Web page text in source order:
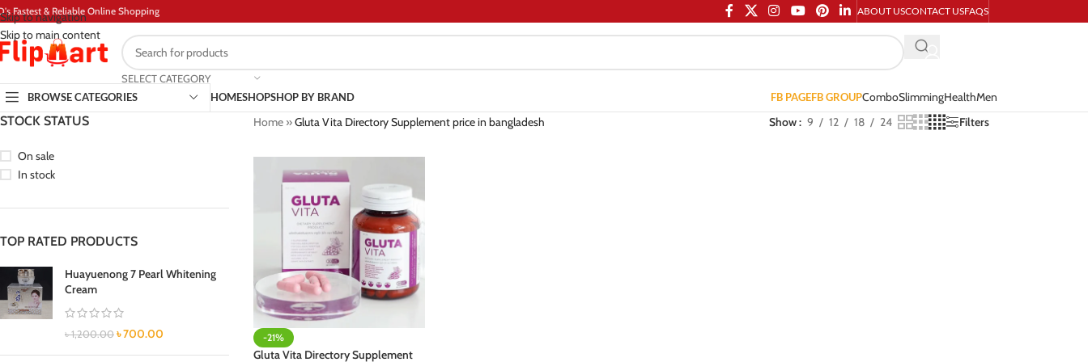
Skip to navigation
Skip to main content
Fastest & Reliable Online Shopping ABOUT USCONTACT USFAQS
SELECT CATEGORY
BROWSE CATEGORIES
HOMESHOPSHOP BY BRAND FB PAGEFB GROUPComboSlimmingHealthMen
STOCK STATUS
On sale
In stock
TOP RATED PRODUCTS
Huayuenong 7 Pearl Whitening
Cream
৳1,200.00 ৳700.00
Home»Gluta Vita Directory Supplement price in bangladesh Show 9 12 18 24 Filters
-21%
Gluta Vita Directory Supplement